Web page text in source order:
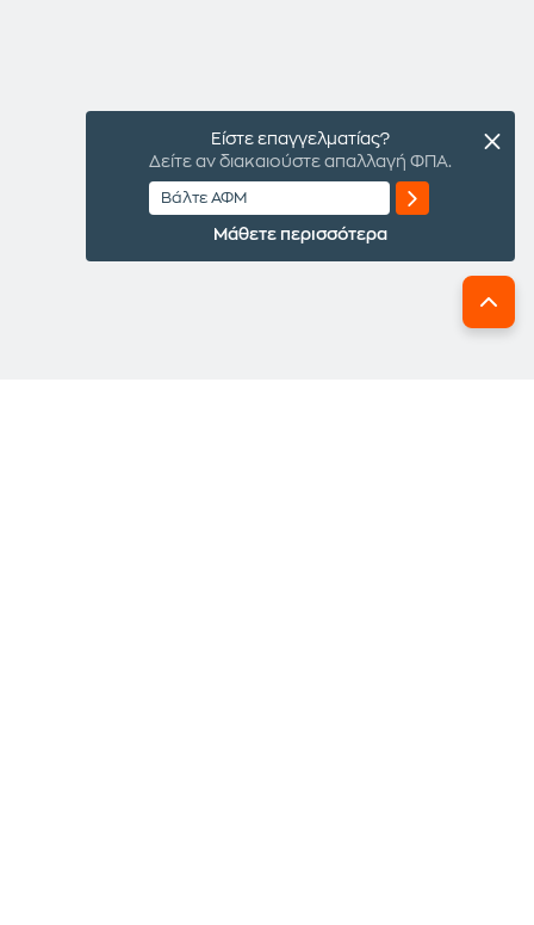
Είστε επαγγελματίας?
Δείτε αν διακαιούστε απαλλαγή ΦΠΑ.
Μάθετε περισσότερα